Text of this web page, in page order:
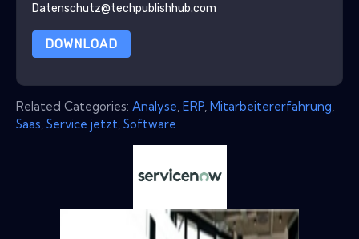
Datenschutz@techpublishhub.com
DOWNLOAD
Related Categories: Analyse ERP Mitarbeitererfahrung
Saas Service jetzt Software